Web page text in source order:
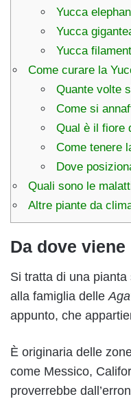
Yucca
Yucca
Yucca
Come curare la
Quante volte
Come si
Qual è il fiore
Come tenere
Dove
Quali sono le
Altre piante da
Da dove viene
Si tratta di una
alla famiglia delle
appunto, che
È originaria delle
come Messico,
proverrebbe